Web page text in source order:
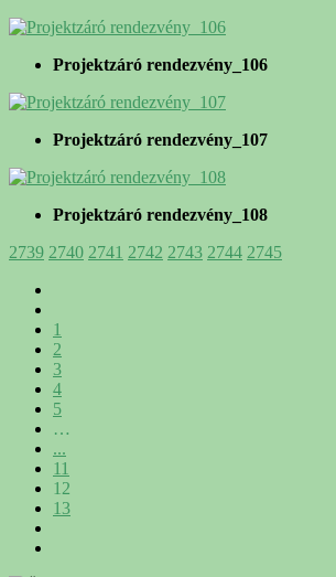
Projektzáró rendezvény_106
Projektzáró rendezvény_107
Projektzáró rendezvény_108
2739 2740 2741 2742 2743 2744 2745
1
2
3
4
5
…
...
11
12
13